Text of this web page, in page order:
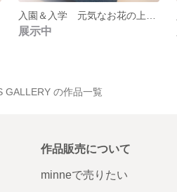
展示中
GALLERY の作品一覧
作品販売について
minneで売りたい